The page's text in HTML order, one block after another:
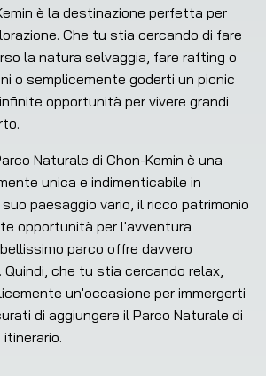
è la destinazione perfetta per
Che tu stia cercando di fare
la natura selvaggia, fare rafting o
o semplicemente goderti un picnic
opportunità per vivere grandi
Naturale di Chon-Kemin è una
unica e indimenticabile in
paesaggio vario, il ricco patrimonio
opportunità per l'avventura
parco offre davvero
che tu stia cercando relax,
un'occasione per immergerti
di aggiungere il Parco Naturale di